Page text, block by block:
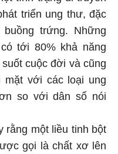
triển ung thư, đặc
trứng. Những
tới 80% khả năng
cuộc đời và cũng
mặt với các loại ung
so với dân số nói
rằng một liều tinh bột
gọi là chất xơ lên